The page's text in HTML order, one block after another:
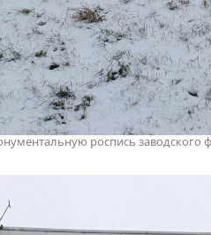
роспись заводского